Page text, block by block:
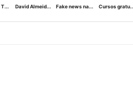
David Almeid... Fake news na... Cursos